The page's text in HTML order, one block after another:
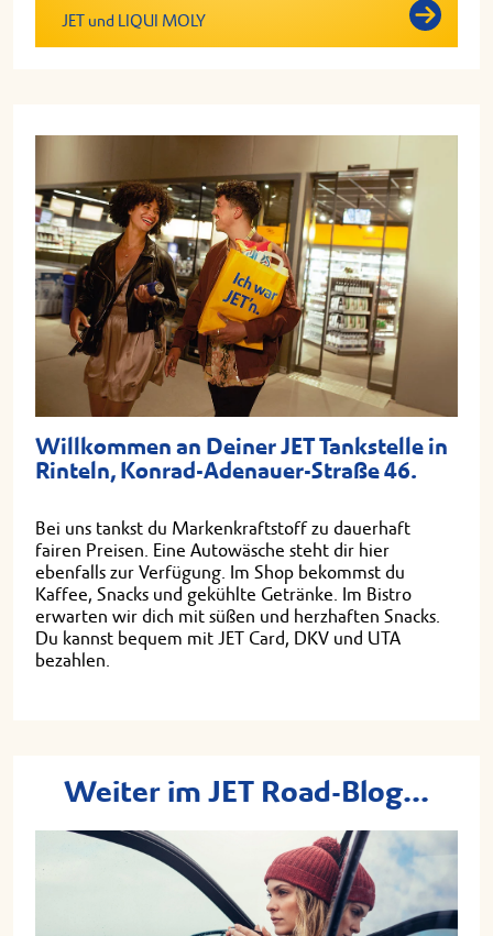
JET und LIQUI MOLY
Willkommen an Deiner JET Tankstelle in
Rinteln, Konrad-Adenauer-Straße 46.
Bei uns tankst du Markenkraftstoff zu dauerhaft
fairen Preisen. Eine Autowäsche steht dir hier
ebenfalls zur Verfügung. Im Shop bekommst du
Kaffee, Snacks und gekühlte Getränke. Im Bistro
erwarten wir dich mit süßen und herzhaften Snacks.
Du kannst bequem mit JET Card, DKV und UTA
bezahlen.
Weiter im JET Road-Blog...